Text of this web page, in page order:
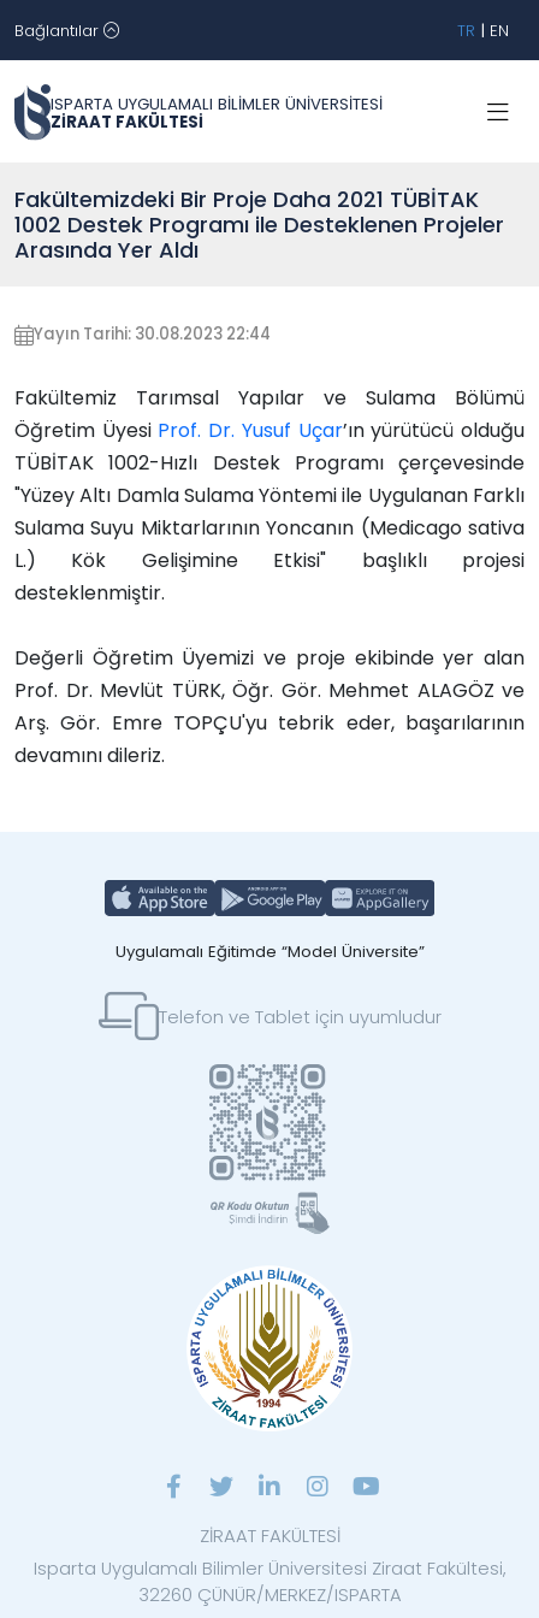
Bağlantılar TR | EN
ISPARTA UYGULAMALI BİLİMLER ÜNİVERSİTESİ
ZİRAAT FAKÜLTESİ
Fakültemizdeki Bir Proje Daha 2021 TÜBİTAK
1002 Destek Programı ile Desteklenen Projeler
Arasında Yer Aldı
Yayın Tarihi: 30.08.2023 22:44
Fakültemiz Tarımsal Yapılar ve Sulama Bölümü
Öğretim Üyesi Prof. Dr. Yusuf Uçar’ın yürütücü olduğu
TÜBİTAK 1002-Hızlı Destek Programı çerçevesinde
"Yüzey Altı Damla Sulama Yöntemi ile Uygulanan Farklı
Sulama Suyu Miktarlarının Yoncanın (Medicago sativa
L.) Kök Gelişimine Etkisi" başlıklı projesi
desteklenmiştir.
Değerli Öğretim Üyemizi ve proje ekibinde yer alan
Prof. Dr. Mevlüt TÜRK, Öğr. Gör. Mehmet ALAGÖZ ve
Arş. Gör. Emre TOPÇU'yu tebrik eder, başarılarının
devamını dileriz.
Uygulamalı Eğitimde “Model Üniversite”
Telefon ve Tablet için uyumludur
ZİRAAT FAKÜLTESİ
Isparta Uygulamalı Bilimler Üniversitesi Ziraat Fakültesi,
32260 ÇÜNÜR/MERKEZ/ISPARTA